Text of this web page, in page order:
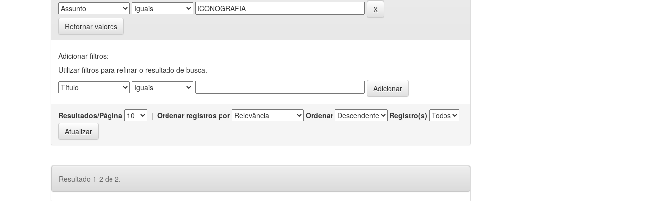
Retornar valores
Adicionar filtros:
Utilizar filtros para refinar o resultado de busca.
Resultados/Página | Ordenar registros por Ordenar Registro(s)
Resultado 1-2 de 2.